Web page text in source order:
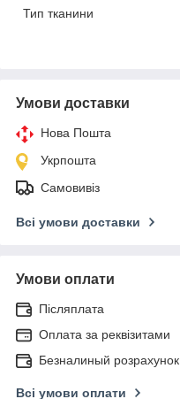
Тип тканини
Умови доставки
Нова Пошта
Укрпошта
Самовивіз
Всі умови доставки
Умови оплати
Післяплата
Оплата за реквізитами
Безналиный розрахунок
Всі умови оплати